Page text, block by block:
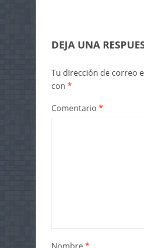
DEJA UNA
Tu dirección de correo
con *
Comentario *